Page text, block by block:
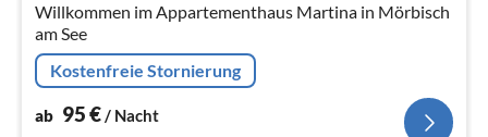
Willkommen im Appartementhaus Martina in Mörbisch
am See
Kostenfreie Stornierung
ab 95€/ Nacht